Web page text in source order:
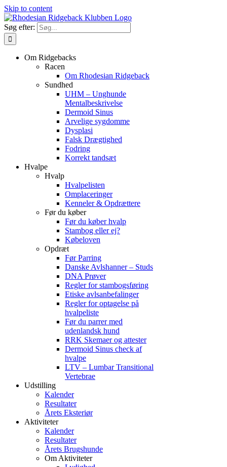
Skip to content
Søg efter:
Om Ridgebacks
Racen
Om Rhodesian Ridgeback
Sundhed
UHM – Unghunde
Mentalbeskrivelse
Dermoid Sinus
Arvelige sygdomme
Dysplasi
Falsk Drægtighed
Fodring
Korrekt tandsæt
Hvalpe
Hvalp
Hvalpelisten
Omplaceringer
Kenneler & Opdrættere
Før du køber
Før du køber hvalp
Stambog eller ej?
Købeloven
Opdræt
Før Parring
Danske Avlshanner – Studs
DNA Prøver
Regler for stambogsføring
Etiske avlsanbefalinger
Regler for optagelse på
hvalpeliste
Før du parrer med
udenlandsk hund
RRK Skemaer og attester
Dermoid Sinus check af
hvalpe
LTV – Lumbar Transitional
Vertebrae
Udstilling
Kalender
Resultater
Årets Eksteriør
Aktiviteter
Kalender
Resultater
Årets Brugshunde
Om Aktiviteter